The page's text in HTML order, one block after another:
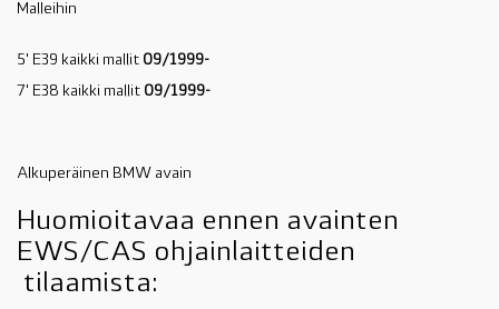
Malleihin
5' E39 kaikki mallit 09/1999-
7' E38 kaikki mallit 09/1999-
Alkuperäinen BMW avain
Huomioitavaa ennen avainten
EWS/CAS ohjainlaitteiden
tilaamista: